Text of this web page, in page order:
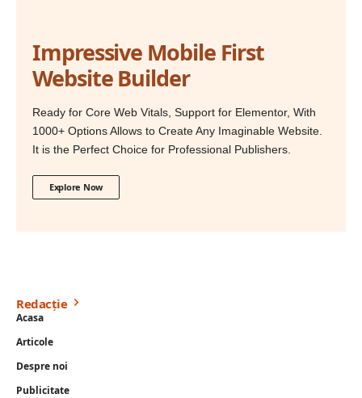
Impressive Mobile First
Website Builder
Ready for Core Web Vitals, Support for Elementor, With
1000+ Options Allows to Create Any Imaginable Website.
It is the Perfect Choice for Professional Publishers.
Explore Now
Redacție
Acasa
Articole
Despre noi
Publicitate